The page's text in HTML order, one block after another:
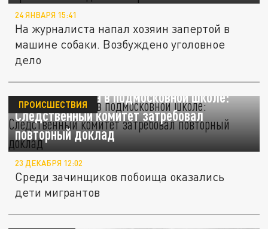
24 ЯНВАРЯ 15:41
На журналиста напал хозяин запертой в
машине собаки. Возбуждено уголовное
дело
Массовая драка в подмосковной школе:
Следственный комитет затребовал
повторный доклад
ПРОИСШЕСТВИЯ
23 ДЕКАБРЯ 12:02
Среди зачинщиков побоища оказались
дети мигрантов